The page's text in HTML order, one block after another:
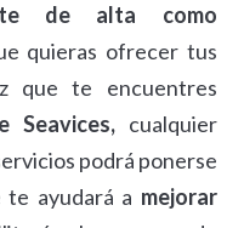
de alta como
quieras ofrecer tus
que te encuentres
Seavices, cualquier
podrá ponerse
ayudará a mejorar